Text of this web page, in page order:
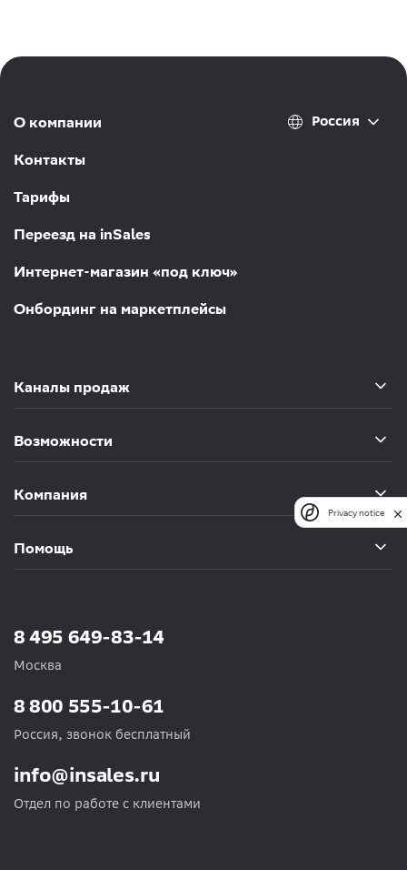
О компании
Контакты
Тарифы
Переезд на inSales
Интернет-магазин «под ключ»
Онбординг на маркетплейсы
Россия
Каналы продаж
Возможности
Компания
Помощь
8 495 649-83-14
Москва
info@insales.ru
Отдел по работе с клиентами
8 800 555-10-61
Россия, звонок бесплатный
Privacy notice